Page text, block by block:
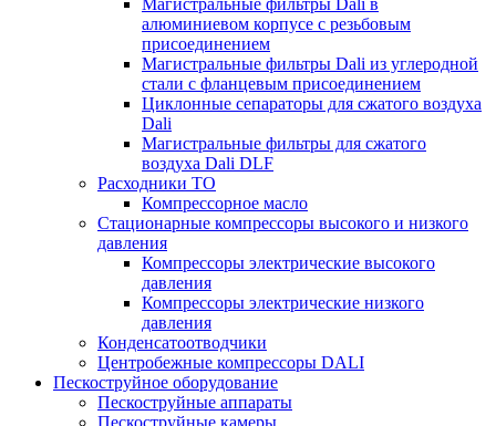
алюминиевом корпусе с резьбовым
присоединением
Магистральные фильтры Dali из углеродной
стали с фланцевым присоединением
Циклонные сепараторы для сжатого воздуха
Dali
Магистральные фильтры для сжатого
воздуха Dali DLF
Расходники ТО
Компрессорное масло
Стационарные компрессоры высокого и низкого
давления
Компрессоры электрические высокого
давления
Компрессоры электрические низкого
давления
Конденсатоотводчики
Центробежные компрессоры DALI
Пескоструйное оборудование
Пескоструйные аппараты
Пескоструйные камеры